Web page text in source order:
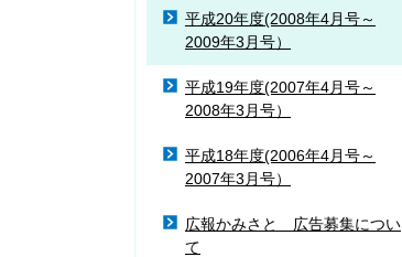
平成20年度(2008年4月号～
2009年3月号）
平成19年度(2007年4月号～
2008年3月号）
平成18年度(2006年4月号～
2007年3月号）
広報かみさと 広告募集につい
て